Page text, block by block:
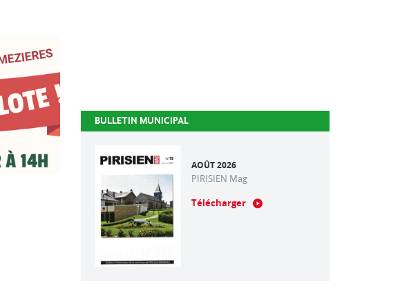
BULLETIN MUNICIPAL
AOÛT 2026
PIRISIEN Mag
Télécharger